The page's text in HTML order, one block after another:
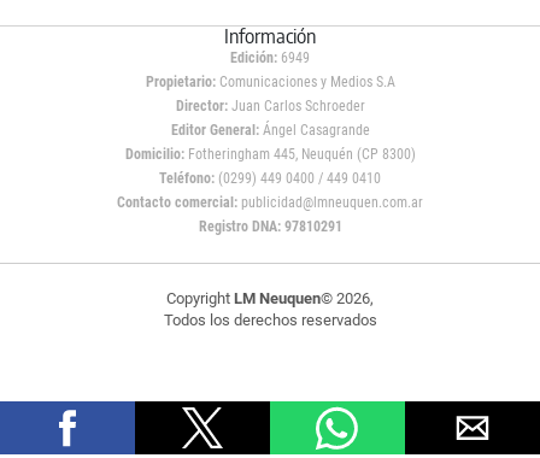
Información
Edición: 6949
Propietario:Comunicaciones y Medios S.A
Director: Juan Carlos Schroeder
Editor General:Ángel Casagrande
Domicilio:Fotheringham 445, Neuquén (CP 8300)
Teléfono: (0299) 449 0400 / 449 0410
Contacto comercial: publicidad@lmneuquen.com.ar
Registro DNA: 97810291
Copyright LM Neuquen© 2026,
Todos los derechos reservados